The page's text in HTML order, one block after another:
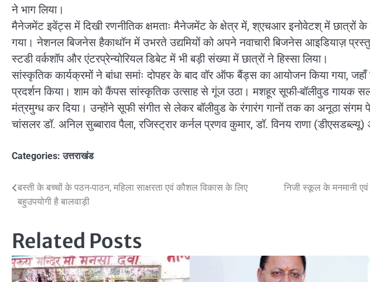
ने भाग लिया।
मैनेजमेंट इवेंट्स में दिखी रणनीतिक क्षमताः मैनेजमेंट के क्षेत्र में, श्एचआर इनोवेटश् में
गया। नेशनल बिजनेस हैकाथॉन में उभरते उद्यमियों को अपने नवाचारी बिजनेस आइडियाज़
स्टडी वर्कशॉप और एंटरप्रेन्योरियल डिबेट में भी बड़ी संख्या में छात्रों ने हिस्सा लिया।
सांस्कृतिक कार्यक्रमों ने बांधा समांः दोपहर के बाद वॉर ऑफ बैंड्स का आयोजन किया गया,
प्रदर्शन किया। शाम को कैंपस सांस्कृतिक उत्साह से गूंज उठा। मशहूर सूफी-बॉलीवुड गायक
मंत्रमुग्ध कर दिया। उन्होंने सूफी संगीत से लेकर बॉलीवुड के रंगारंग गानों तक का अनूठा संगम
चांसलर डॉ. अनिल सुब्बाराव पैला, रजिस्ट्रार कर्नल प्रणव कुमार, डॉ. विनय राणा
Categories:उत्तराखंड
Post
navigation
बस्ती के बच्चों के पठन-पाठन, महिला साक्षरता एवं कौशल विकास के लिए
बहुउपयोगी है बालवाड़ी
निजी स्कूल के मनमानी एवं
Related Posts